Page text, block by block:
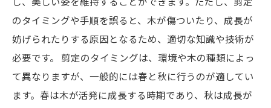
のタイミングや手順を誤ると、木が傷ついたり、成長が
妨げられたりする原因となるため、適切な知識や技術が
必要です。 剪定のタイミングは、環境や木の種類によっ
て異なりますが、一般的には春と秋に行うのが適してい
ます。春は木が活発に成長する時期であり、秋は成長が